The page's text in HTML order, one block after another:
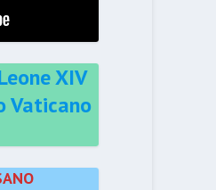
XIV
Vaticano